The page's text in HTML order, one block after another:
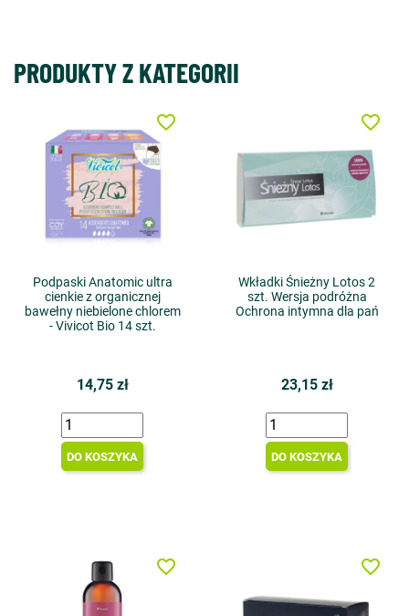
PRODUKTY Z KATEGORII
Podpaski Anatomic ultra
cienkie z organicznej
bawełny niebielone chlorem
- Vivicot Bio 14 szt.
14,75 zł
DO KOSZYKA
favorite_border
Wkładki Śnieżny Lotos 2
szt. Wersja podróżna
Ochrona intymna dla pań
23,15 zł
DO KOSZYKA
favorite_border
favorite_border favorite_border